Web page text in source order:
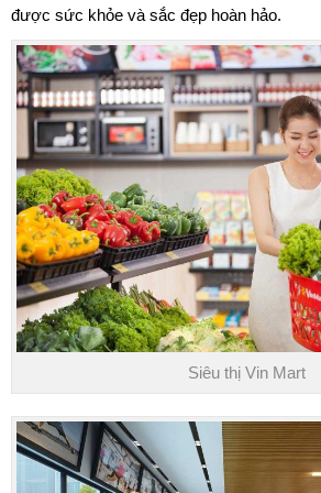
được sức khỏe và sắc đẹp hoàn hảo.
Siêu thị Vin Mart